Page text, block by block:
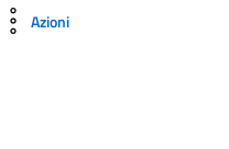
Azioni